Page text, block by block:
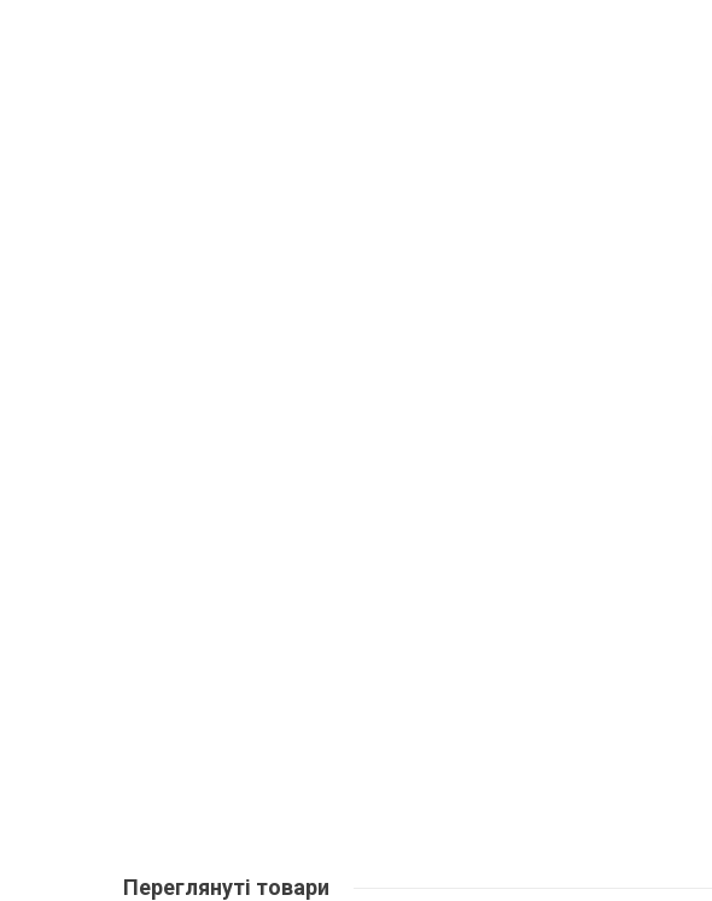
Переглянуті товари